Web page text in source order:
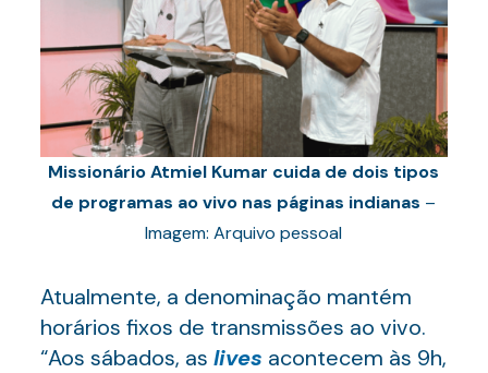
Missionário Atmiel Kumar cuida de dois tipos
de programas ao vivo nas páginas indianas –
Imagem: Arquivo pessoal
Atualmente, a denominação mantém
horários fixos de transmissões ao vivo.
“Aos sábados, as lives acontecem às 9h,